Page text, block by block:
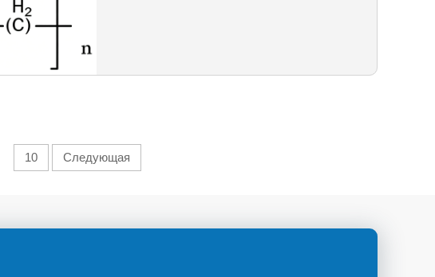
10 Следующая